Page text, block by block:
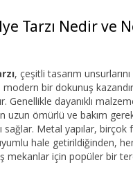
Tarzı Nedir ve
, çeşitli tasarım
bir dokunuş
Genellikle dayanıklı
uzun ömürlü ve bakım
sağlar. Metal yapılar, birçok
hale getirildiğinden,
mekanlar için popüler bir